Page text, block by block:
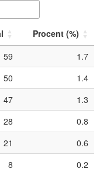
Procent (%)
59
1.7
50
1.4
47
1.3
28
0.8
21
0.6
8
0.2